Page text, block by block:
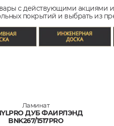
с действующими акциями
покрытий и выбрать из
Ламинат
ДУБ ФАИРЛЭНД
BNK267/1517PRO